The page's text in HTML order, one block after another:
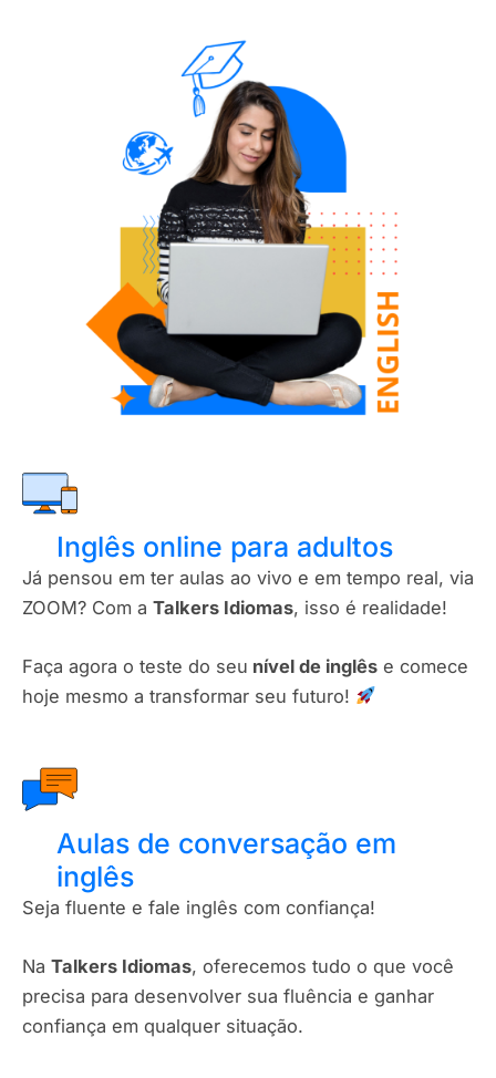
Inglês online para adultos
Já pensou em ter aulas ao vivo e em tempo real, via
ZOOM? Com a Talkers Idiomas, isso é realidade!
Faça agora o teste do seu nível de inglês e comece
hoje mesmo a transformar seu futuro!
Aulas de conversação em
inglês
Seja fluente e fale inglês com confiança!
Na Talkers Idiomas, oferecemos tudo o que você
precisa para desenvolver sua fluência e ganhar
confiança em qualquer situação.